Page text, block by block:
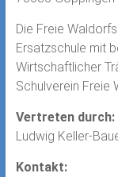
Die Freie
Ersatzschule mit
Wirtschaftlicher
Schulverein Freie
Vertreten durch:
Ludwig Keller-
Kontakt: